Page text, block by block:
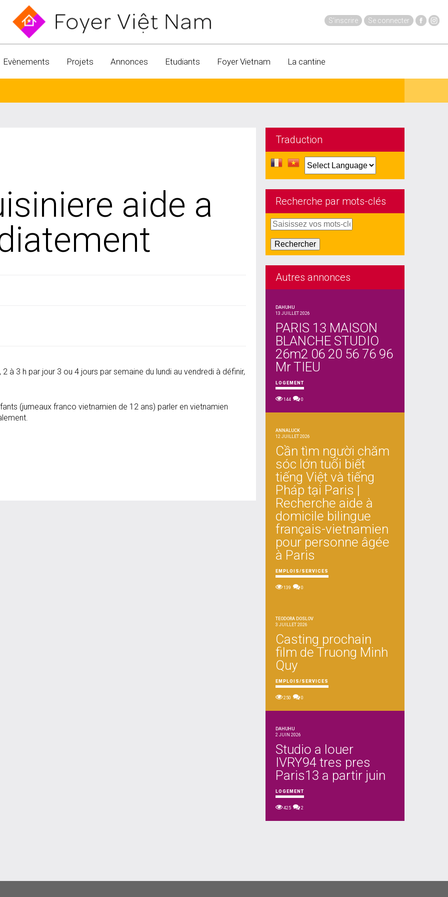
S'inscrire Se connecter
Evènements Projets Annonces Etudiants Foyer Vietnam La cantine
aide a
à 3 h par jour 3 ou 4 jours par semaine du lundi au vendredi à définir,
(jumeaux franco vietnamien de 12 ans) parler en vietnamien
Traduction
Recherche par mots-clés
Autres annonces
DAHUHU
13 JUILLET 2026
PARIS 13 MAISON
BLANCHE STUDIO
26m2 06 20 56 76 96
Mr TIEU
LOGEMENT
144 0
ANNALUCK
12 JUILLET 2026
Cần tìm người chăm
sóc lớn tuổi biết
tiếng Việt và tiếng
Pháp tại Paris |
Recherche aide à
domicile bilingue
français-vietnamien
pour personne âgée
à Paris
EMPLOIS/SERVICES
139 0
TEODORA DOSLOV
3 JUILLET 2026
Casting prochain
film de Truong Minh
Quy
EMPLOIS/SERVICES
250 0
DAHUHU
2 JUIN 2026
Studio a louer
IVRY94 tres pres
Paris13 a partir juin
LOGEMENT
425 2